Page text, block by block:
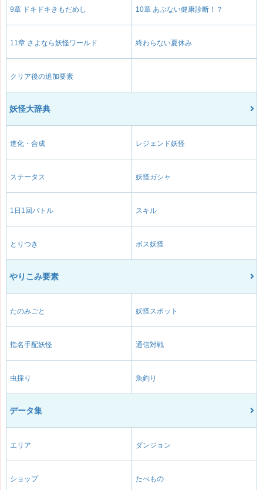
9章 ドキドキきもだめし 10章 あぶない健康診断！？
11章 さよなら妖怪ワールド 終わらない夏休み
クリア後の追加要素
妖怪大辞典
進化・合成 レジェンド妖怪
ステータス 妖怪ガシャ
1日1回バトル スキル
とりつき ボス妖怪
やりこみ要素
たのみごと 妖怪スポット
指名手配妖怪 通信対戦
虫採り 魚釣り
データ集
エリア ダンジョン
ショップ たべもの